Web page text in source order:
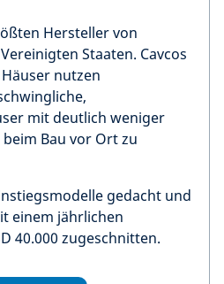
Hersteller von
Staaten. Cavcos
nutzen
mit deutlich weniger
Bau vor Ort zu
gedacht und
einem jährlichen
40.000 zugeschnitten.